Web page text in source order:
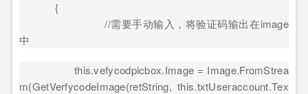
{
//需要手动输入，将验证码输出在image
中
this.vefycodpicbox.Image = Image.FromStrea
m(GetVerfycodeImage(retString, this.txtUseraccount.Tex